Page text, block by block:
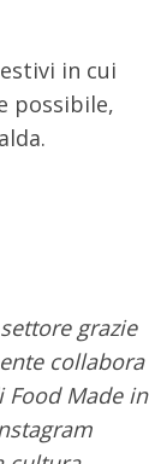
in cui
possibile,
grazie
collabora
Food Made in